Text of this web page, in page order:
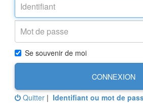
Se souvenir de moi
CONNEXION
Quitter | Identifiant ou mot de